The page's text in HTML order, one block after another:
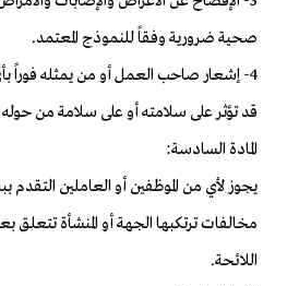
صحية ضرورية وفقاً للنموذج المعتمد.
4- إشعار صاحب العمل أو من يمثله
قد تؤثر على سلامته أو على سلامة من
المادة السادسة:
يجوز لأي من الموظفين أو العاملين التقدم
مخالفات ترتكبها الجهة أو المنشأة
اللائحة.